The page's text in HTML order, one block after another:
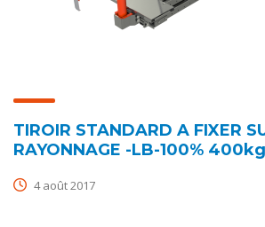
TIROIR STANDARD A FIXER
RAYONNAGE -LB-100% 400kg
4 août 2017